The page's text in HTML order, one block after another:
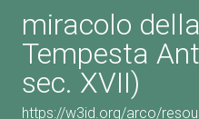
miracolo
Tempesta
sec. XVII)
https://w3id.org/arco/